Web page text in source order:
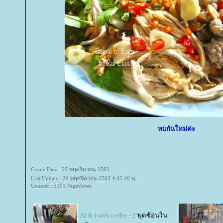
พบกันใหม่ค่ะ
Create Date : 29 พฤศจิกายน 2563
Last Update : 29 พฤศจิกายน 2563 4:45:40 น.
Counter : 3191 Pageviews.
AI & I with coffee - 2 พุดซ้อนใน